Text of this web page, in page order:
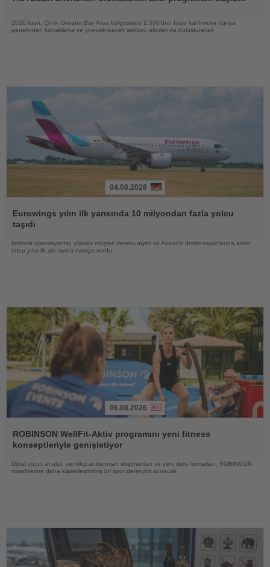
2026 fuarı, Çin'in Greater Bay Area bölgesinde 2.500'den fazla katılımcıyı dünya
genelinden konaklama ve yiyecek-içecek sektörü alıcılarıyla buluşturacak
Oku
04.08.2026
Eurowings yılın ilk yarısında 10 milyondan fazla yolcu
taşıdı
İstikrarlı operasyonlar, yüksek müşteri memnuniyeti ve Akdeniz destinasyonlarına artan
talep yılın ilk altı ayına damga vurdu
Oku
06.08.2026
ROBINSON WellFit-Aktiv programını yeni fitness
konseptleriyle genişletiyor
Dijital vücut analizi, yenilikçi antrenman ekipmanları ve yeni ders formatları, ROBINSON
misafirlerine daha kişiselleştirilmiş bir spor deneyimi sunacak